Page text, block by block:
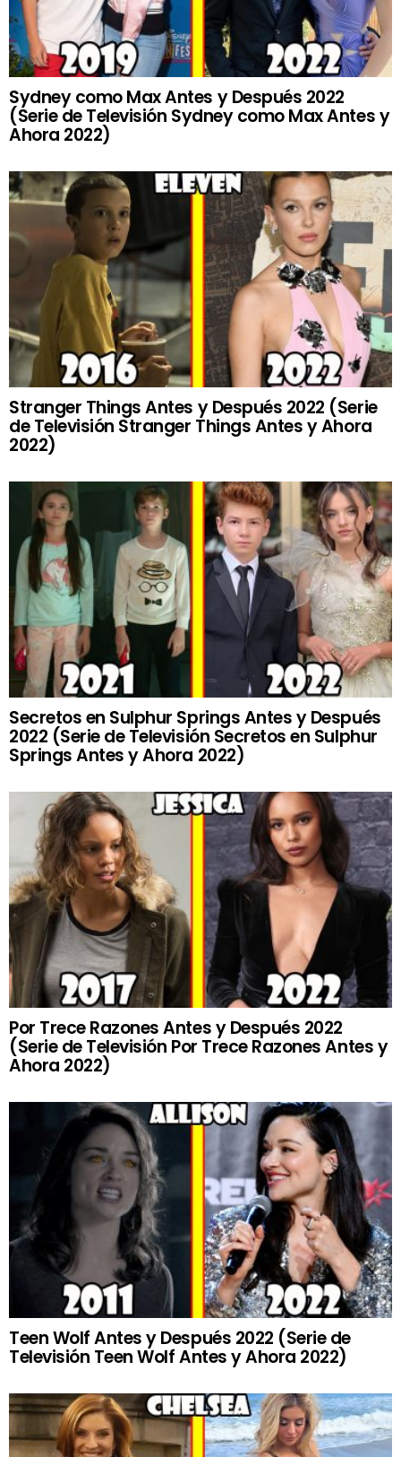
Sydney como Max Antes y Después 2022
(Serie de Televisión Sydney como Max Antes y
Ahora 2022)
Stranger Things Antes y Después 2022 (Serie
de Televisión Stranger Things Antes y Ahora
2022)
Secretos en Sulphur Springs Antes y Después
2022 (Serie de Televisión Secretos en Sulphur
Springs Antes y Ahora 2022)
Por Trece Razones Antes y Después 2022
(Serie de Televisión Por Trece Razones Antes y
Ahora 2022)
Teen Wolf Antes y Después 2022 (Serie de
Televisión Teen Wolf Antes y Ahora 2022)